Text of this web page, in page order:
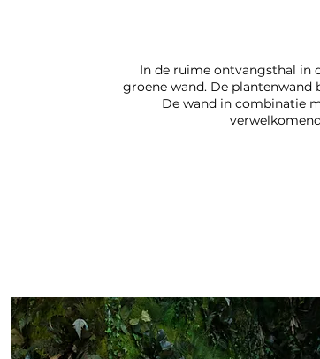
In de ruime ontvangsthal in
groene wand. De plantenwand
De wand in combinatie